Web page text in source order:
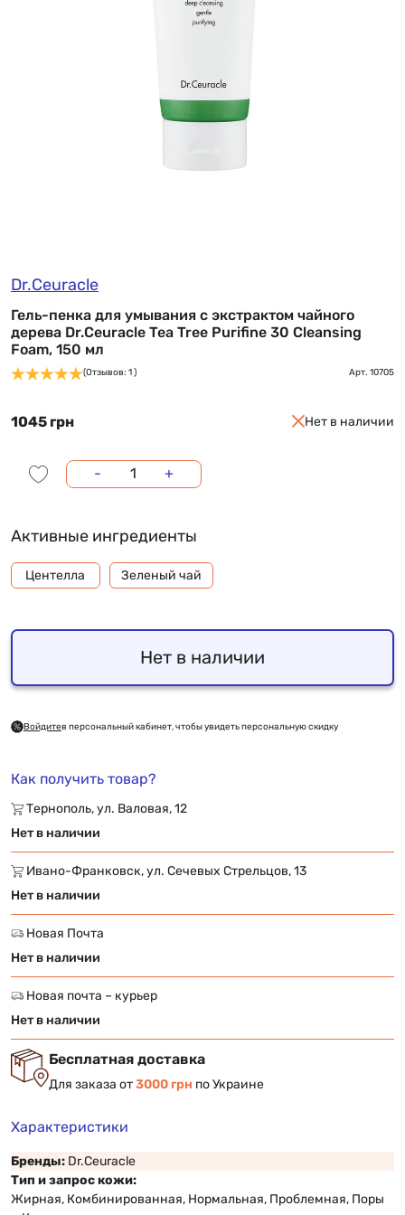
Dr.Ceuracle
Гель-пенка для умывания с экстрактом чайного
дерева Dr.Ceuracle Tea Tree Purifine 30 Cleansing
Foam, 150 мл
(Отзывов: 1 ) Арт. 10705
1045 грн Нет в наличии
- +
Активные ингредиенты
Центелла Зеленый чай
Нет в наличии
Войдитев персональный кабинет, чтобы увидеть персональную скидку
Как получить товар?
Тернополь, ул. Валовая, 12
Нет в наличии
Ивано-Франковск, ул. Сечевых Стрельцов, 13
Нет в наличии
Новая Почта
Нет в наличии
Новая почта – курьер
Нет в наличии
Бесплатная доставка
Для заказа от3000 грн по Украине
Характеристики
Бренды: Dr.Ceuracle
Тип и запрос кожи:
Жирная, Комбинированная, Нормальная, Проблемная, Поры